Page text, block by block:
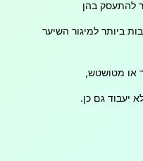
להתעסק בהן
ביותר למיגור השיער
או מטושטש,
יעבוד גם כן.